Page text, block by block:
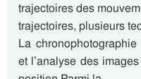
trajectoires des
trajectoires, plusieurs
La
et l’analyse des